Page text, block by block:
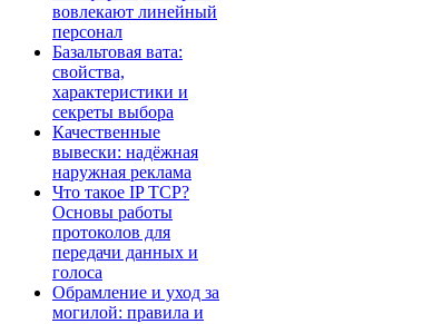
вовлекают линейный
персонал
Базальтовая вата:
свойства,
характеристики и
секреты выбора
Качественные
вывески: надёжная
наружная реклама
Что такое IP TCP?
Основы работы
протоколов для
передачи данных и
голоса
Обрамление и уход за
могилой: правила и